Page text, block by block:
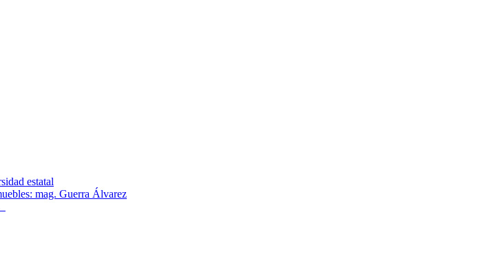
estatal
mag. Guerra Álvarez